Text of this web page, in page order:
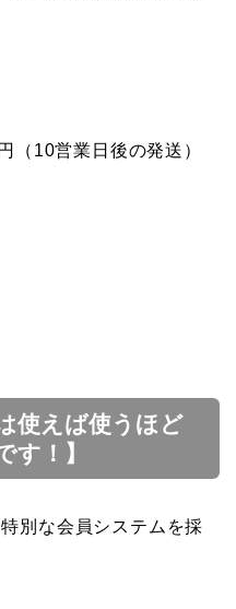
（10営業日後の発送）
使えば使うほど
す！】
別な会員システムを採